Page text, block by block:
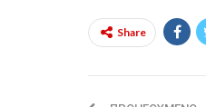
Share